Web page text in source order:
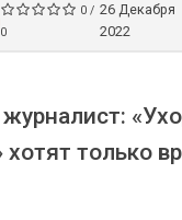
0 /
0
26 Декабря
2022
хотят только